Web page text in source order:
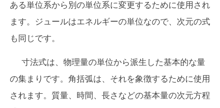
ある単位系から別の単位系に変更するために使用され
ます。ジュールはエネルギーの単位なので、次元の式
も同じです。
寸法式は、物理量の単位から派生した基本的な量
の集まりです。角括弧は、それを象徴するために使用
されます。質量、時間、長さなどの基本量の次元方程